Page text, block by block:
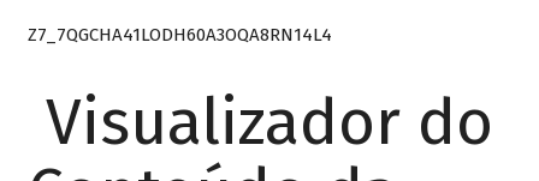
Z7_7QGCHA41LODH60A3OQA8RN14L4
Visualizador do